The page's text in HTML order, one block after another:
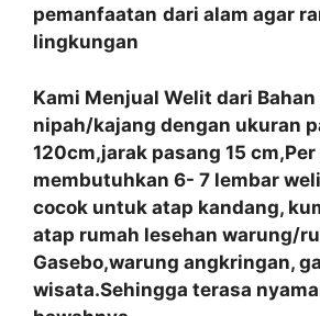
pemanfaatan dari alam agar
lingkungan
Kami Menjual Welit dari Bahan
nipah/kajang dengan ukuran
120cm,jarak pasang 15
membutuhkan 6- 7 lembar
cocok untuk atap kandang,
atap rumah lesehan warung/
Gasebo,warung angkringan,
wisata.Sehingga terasa